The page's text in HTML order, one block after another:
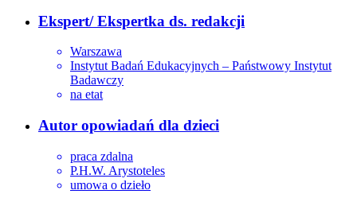
Ekspert/ Ekspertka ds. redakcji
Warszawa
Instytut Badań Edukacyjnych – Państwowy Instytut
Badawczy
na etat
Autor opowiadań dla dzieci
praca zdalna
P.H.W. Arystoteles
umowa o dzieło